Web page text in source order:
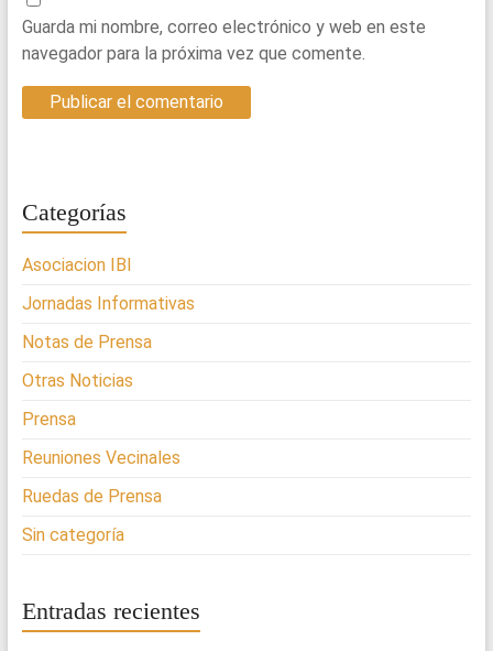
Guarda mi nombre, correo electrónico y web en este
navegador para la próxima vez que comente.
Categorías
Asociacion IBI
Jornadas Informativas
Notas de Prensa
Otras Noticias
Prensa
Reuniones Vecinales
Ruedas de Prensa
Sin categoría
Entradas recientes